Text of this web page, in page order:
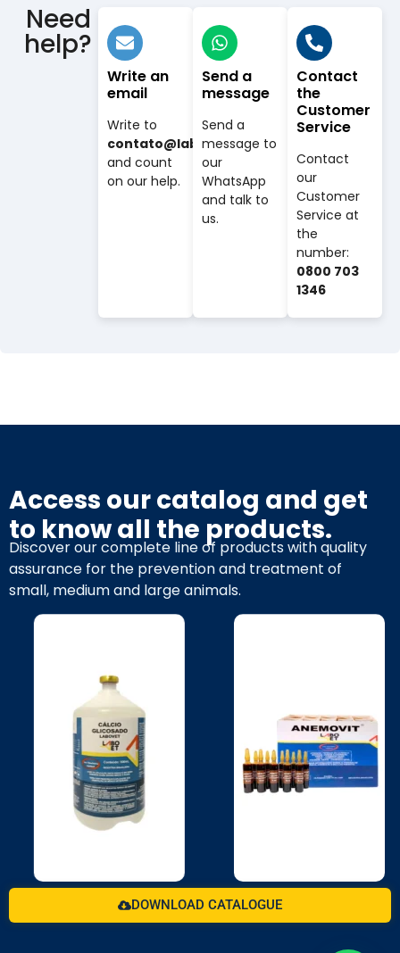
Need
help?
Write an
email
Write to
contato@labovet.com.br
and count
on our help.
Send a
message
Send a
message to
our
WhatsApp
and talk to
us.
Contact
the
Customer
Service
Contact
our
Customer
Service at
the
number:
0800 703
1346
Access our catalog and get
to know all the products.
Discover our complete line of products with quality
assurance for the prevention and treatment of
small, medium and large animals.
DOWNLOAD CATALOGUE